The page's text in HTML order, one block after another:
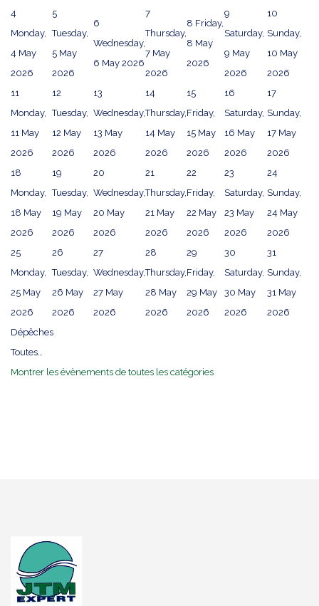
4
Monday,
4 May
2026
5
Tuesday,
5 May
2026
6
Wednesday,
6 May 2026
7
Thursday,
7 May
2026
8 Friday,
8 May
2026
9
Saturday,
9 May
2026
10
Sunday,
10 May
2026
11
Monday,
11 May
2026
12
Tuesday,
12 May
2026
13
Wednesday,
13 May
2026
14
Thursday,
14 May
2026
15
Friday,
15 May
2026
16
Saturday,
16 May
2026
17
Sunday,
17 May
2026
18
Monday,
18 May
2026
19
Tuesday,
19 May
2026
20
Wednesday,
20 May
2026
21
Thursday,
21 May
2026
22
Friday,
22 May
2026
23
Saturday,
23 May
2026
24
Sunday,
24 May
2026
25
Monday,
25 May
2026
26
Tuesday,
26 May
2026
27
Wednesday,
27 May
2026
28
Thursday,
28 May
2026
29
Friday,
29 May
2026
30
Saturday,
30 May
2026
31
Sunday,
31 May
2026
Dépêches
Toutes…
Montrer les évènements de toutes les catégories